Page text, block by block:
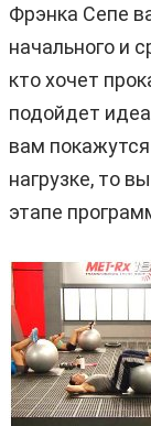
Фрэнка Сепе
начального и
кто хочет
подойдет
вам
нагрузке, то
этапе